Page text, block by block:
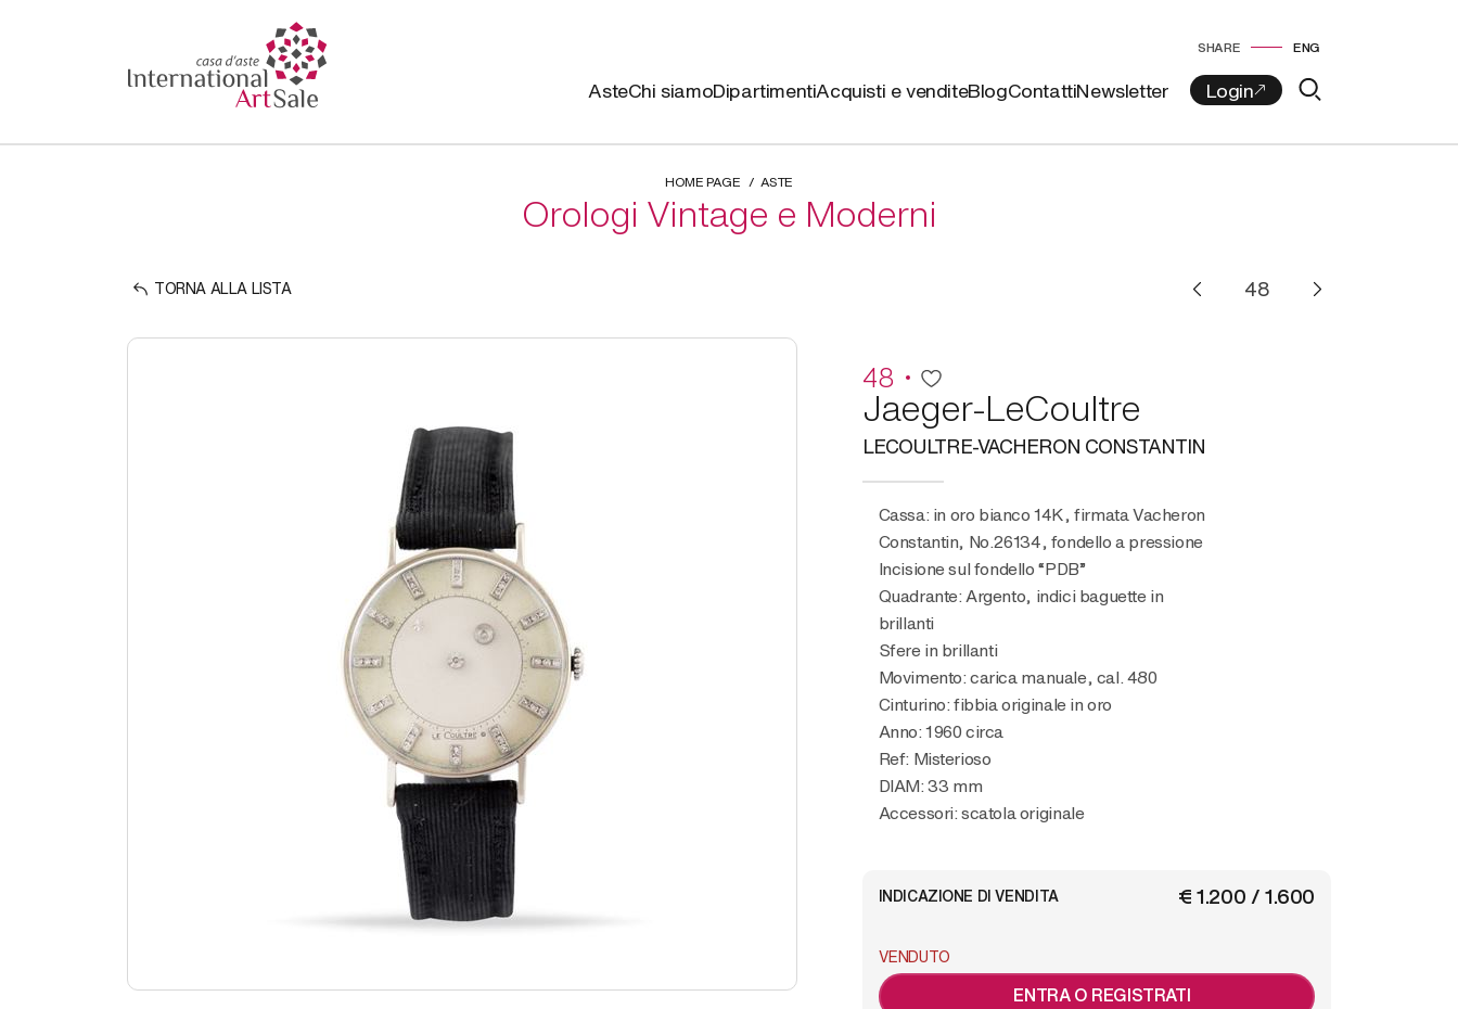
SHARE ENG
AsteChi siamoDipartimentiAcquisti e venditeBlogContattiNewsletter
HOME PAGE ASTE
Orologi Vintage e Moderni
TORNA ALLA LISTA
48
Jaeger-LeCoultre
LECOULTRE-VACHERON CONSTANTIN
Cassa: in oro bianco 14K, firmata Vacheron
Constantin, No.26134, fondello a pressione
Incisione sul fondello “PDB”
Quadrante: Argento, indici baguette in
brillanti
Sfere in brillanti
Movimento: carica manuale, cal. 480
Cinturino: fibbia originale in oro
Anno: 1960 circa
Ref: Misterioso
DIAM: 33 mm
Accessori: scatola originale
€ 1.200 / 1.600
INDICAZIONE DI VENDITA
VENDUTO
ENTRA O REGISTRATI